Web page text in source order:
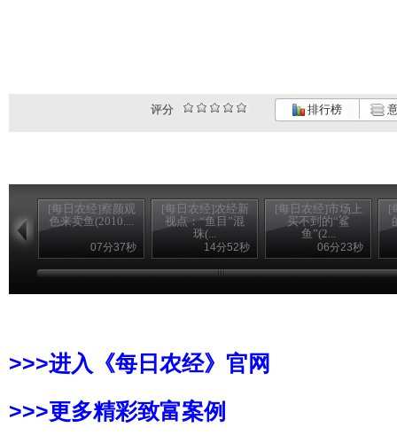
评分 排行榜
[每日农经]察颜观
色来卖鱼(2010....
07分37秒
[每日农经]农经新
视点：“鱼目”混
珠(...
14分52秒
[每日农经]市场上
买不到的“鲨
鱼”(2...
06分23秒
[
>>>进入《每日农经》官网
>>>更多精彩致富案例